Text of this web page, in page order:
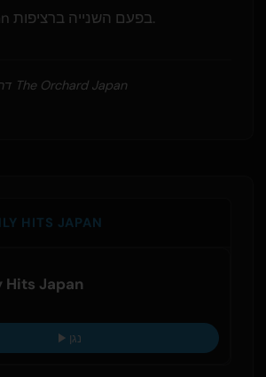
Billboard Japan בפעם השנייה ברציפות.
דרך The Orchard Japan
HITS JAPAN
Hits Japan
נגן